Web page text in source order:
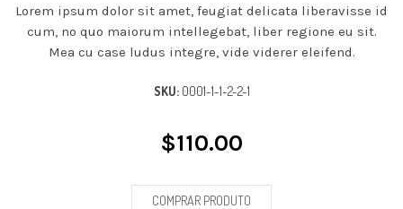
Lorem ipsum dolor sit amet, feugiat delicata liberavisse id
cum, no quo maiorum intellegebat, liber regione eu sit.
Mea cu case ludus integre, vide viderer eleifend.
SKU: 0001-1-1-2-2-1
$110.00
COMPRAR PRODUTO